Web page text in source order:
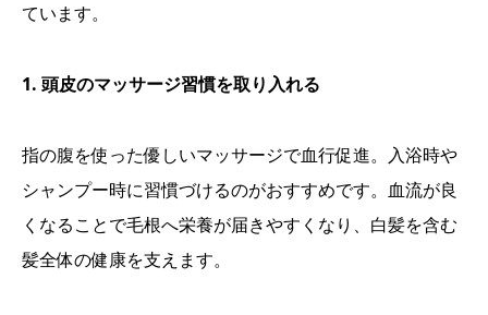
ています。
1. 頭皮のマッサージ習慣を取り入れる
指の腹を使った優しいマッサージで血行促進。入浴時や
シャンプー時に習慣づけるのがおすすめです。血流が良
くなることで毛根へ栄養が届きやすくなり、白髪を含む
髪全体の健康を支えます。